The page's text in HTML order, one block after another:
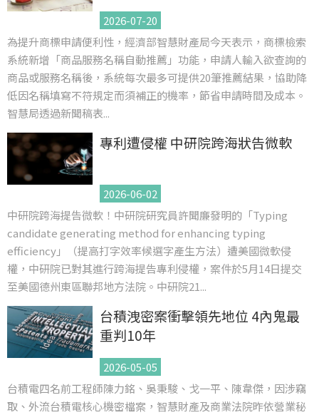
2026-07-20
為提升商標申請便利性，經濟部智慧財產局今天表示，商標檢索
系統新增「商品服務名稱自動推薦」功能，申請人輸入欲查詢的
商品或服務名稱後，系統每次最多可提供20筆推薦結果，協助降
低因名稱填寫不符規定而須補正的機率，節省申請時間及成本。
智慧局透過新聞稿表...
專利遭侵權 中研院跨海狀告微軟
2026-06-02
中研院跨海提告微軟！中研院研究員許聞廉發明的「Typing
candidate generating method for enhancing typing
efficiency」（提高打字效率候選字產生方法）遭美國微軟侵
權，中研院已對其進行跨海提告專利侵權，案件於5月14日提交
至美國德州東區聯邦地方法院。中研院21...
台積洩密案衝擊領先地位 4內鬼最
重判10年
2026-05-05
台積電四名前工程師陳力銘、吳秉駿、戈一平、陳韋傑，因涉竊
取、外流台積電核心機密檔案，智慧財產及商業法院昨依營業秘